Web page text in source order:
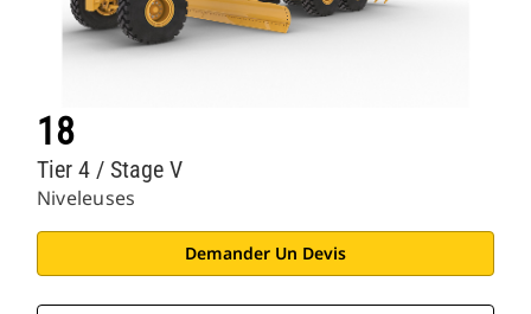
18
Niveleuses
Tier 4 / Stage V
Demander Un Devis